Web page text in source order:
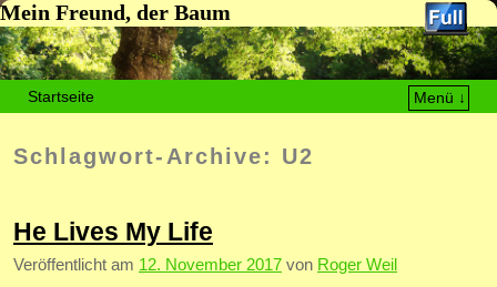
Mein Freund, der Baum
Startseite
Menü ↓
Schlagwort-Archive: U2
He Lives My Life
Veröffentlicht am 12. November 2017 von Roger Weil